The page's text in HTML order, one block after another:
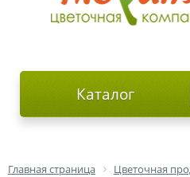
Каталог
Главная страница Цветочная